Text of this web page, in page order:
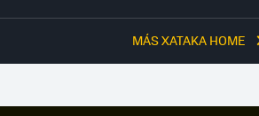
MÁS XATAKA HOME